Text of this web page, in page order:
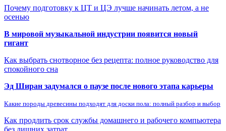
Почему подготовку к ЦТ и ЦЭ лучше начинать летом, а не
осенью
В мировой музыкальной индустрии появится новый
гигант
Как выбрать снотворное без рецепта: полное руководство для
спокойного сна
Эд Ширан задумался о паузе после нового этапа карьеры
Какие породы древесины подходят для доски пола: полный разбор и выбор
Как продлить срок службы домашнего и рабочего компьютера
без лишних затрат